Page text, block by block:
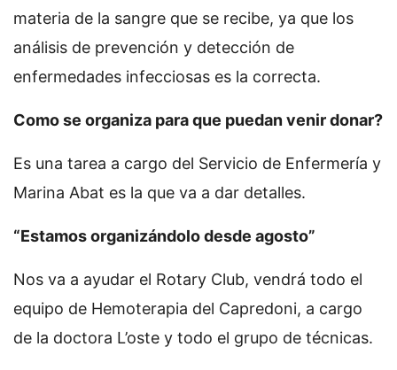
materia de la sangre que se recibe, ya que los
análisis de prevención y detección de
enfermedades infecciosas es la correcta.
Como se organiza para que puedan venir donar?
Es una tarea a cargo del Servicio de Enfermería y
Marina Abat es la que va a dar detalles.
“Estamos organizándolo desde agosto”
Nos va a ayudar el Rotary Club, vendrá todo el
equipo de Hemoterapia del Capredoni, a cargo
de la doctora L’oste y todo el grupo de técnicas.